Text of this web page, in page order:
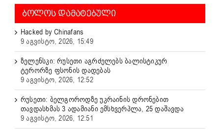
ᲑᲝᲚᲝᲡ ᲓᲐᲛᲐᲢᲔᲑᲣᲚᲘ
Hacked by Chinafans
9 აგვისტო, 2026, 15:49
ზელენსკი: რუსეთი აგრძელებს ბალისტიკურ
ტერორზე ფსონის დადებას
9 აგვისტო, 2026, 12:52
რუსეთი: ბელგოროდზე უკრაინის დრონებით
თავდასხმას 3 ადამიანი ემსხვერპლა, 25 დაშავდა
9 აგვისტო, 2026, 12:51